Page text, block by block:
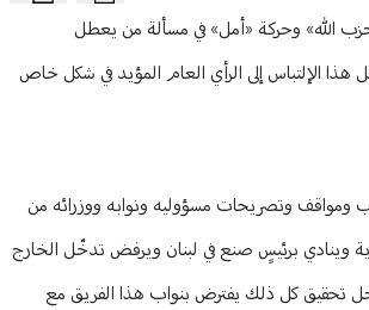
الله» وحركة «أمل» في مسألة من يعطل
هذا الإلتباس إلى الرأي العام المؤيد في شكل خاص
ومواقف وتصريحات مسؤوليه ونوابه ووزرائه من
وينادي برئيسٍ صنع في لبنان ويرفض تدخّل الخارج
تحقيق كل ذلك يفترض بنواب هذا الفريق مع